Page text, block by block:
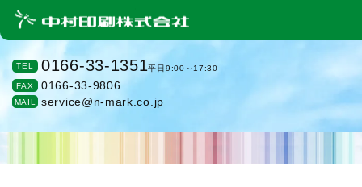
TEL 0166-33-1351平日9:00～17:30
FAX
0166-33-9806
MAIL service@n-mark.co.jp